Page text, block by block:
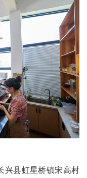
县虹星桥镇宋高村